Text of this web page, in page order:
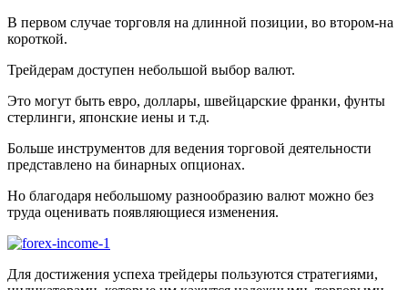
В первом случае торговля на длинной позиции, во втором-на
короткой.
Трейдерам доступен небольшой выбор валют.
Это могут быть евро, доллары, швейцарские франки, фунты
стерлинги, японские иены и т.д.
Больше инструментов для ведения торговой деятельности
представлено на бинарных опционах.
Но благодаря небольшому разнообразию валют можно без
труда оценивать появляющиеся изменения.
Для достижения успеха трейдеры пользуются стратегиями,